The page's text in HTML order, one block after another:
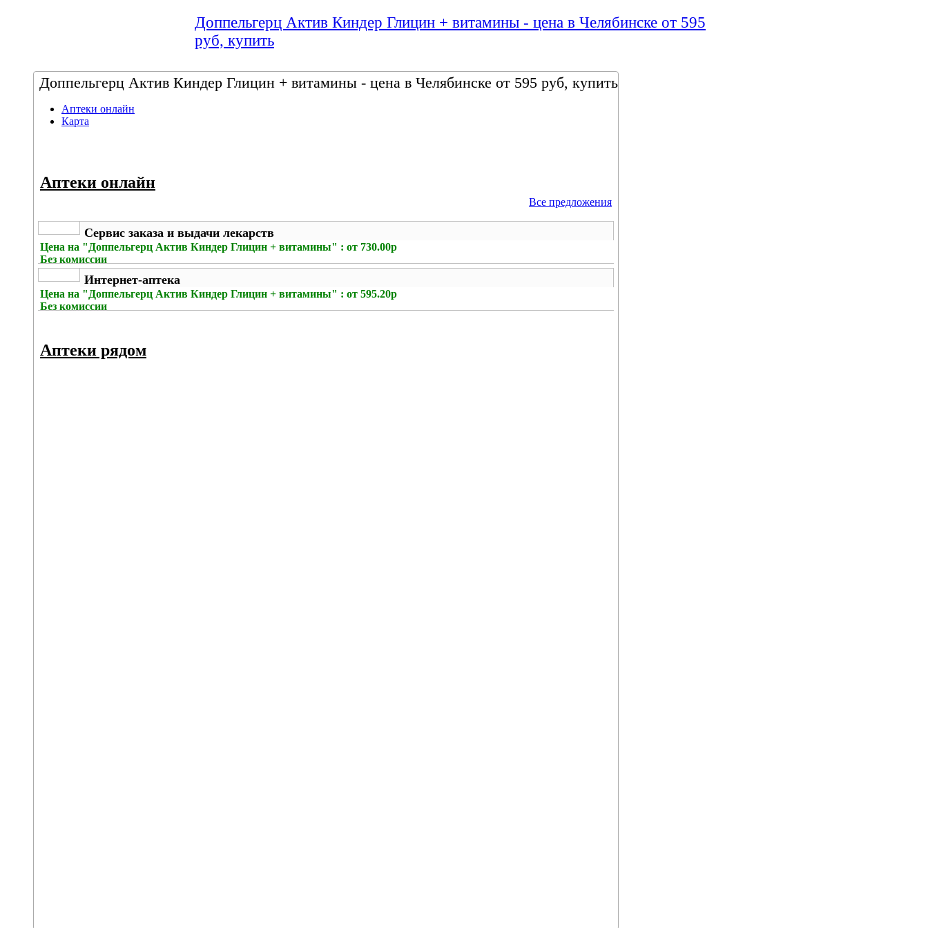
Доппельгерц Актив Киндер Глицин + витамины - цена в Челябинске от 595
руб, купить
Доппельгерц Актив Киндер Глицин + витамины - цена в Челябинске от 595 руб, купить
Аптеки онлайн
Карта
Аптеки онлайн
Все предложения
Сервис заказа и выдачи лекарств
Цена на "Доппельгерц Актив Киндер Глицин + витамины" : от 730.00р
Без комиссии
Интернет-аптека
Цена на "Доппельгерц Актив Киндер Глицин + витамины" : от 595.20р
Без комиссии
Аптеки рядом